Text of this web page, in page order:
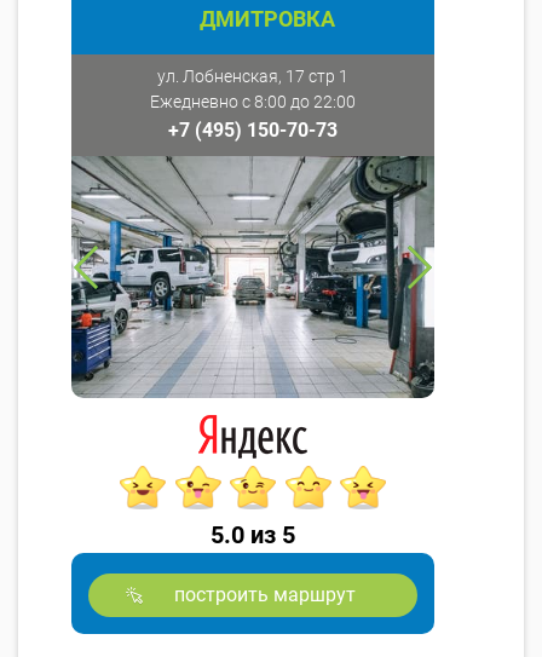
ДМИТРОВКА
ул. Лобненская, 17 стр 1
Ежедневно с 8:00 до 22:00
+7 (495) 150-70-73
5.0 из 5
построить маршрут